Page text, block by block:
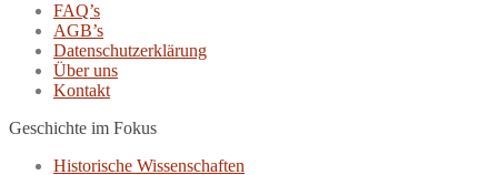
FAQ’s
AGB’s
Datenschutzerklärung
Über uns
Kontakt
Geschichte im Fokus
Historische Wissenschaften